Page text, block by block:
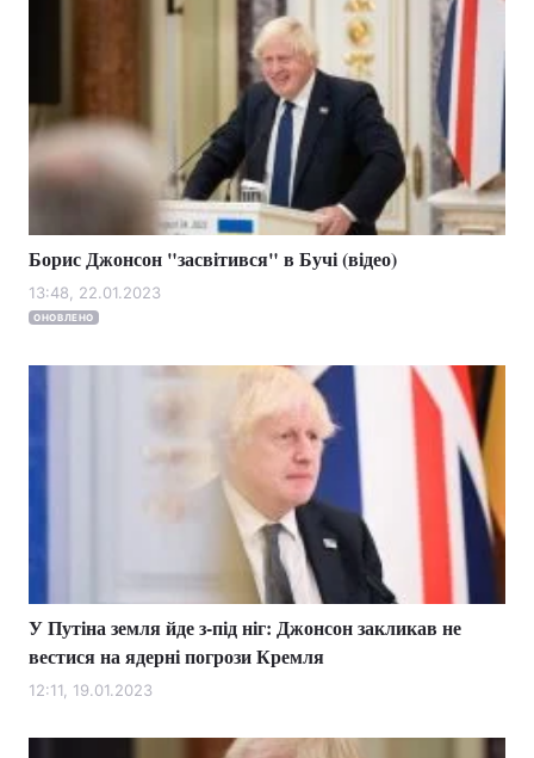
Борис Джонсон "засвітився" в Бучі (відео)
13:48, 22.01.2023
ОНОВЛЕНО
У Путіна земля йде з-під ніг: Джонсон закликав не
вестися на ядерні погрози Кремля
12:11, 19.01.2023